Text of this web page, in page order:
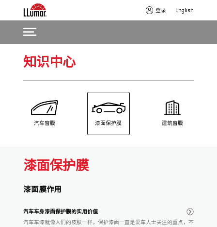
Main
navigation
登录 English
知识中心
汽车窗膜 漆面保护膜 建筑窗膜
漆面保护膜
漆面膜作用
汽车车身漆面保护膜的实用价值
汽车车漆就像人们的皮肤一样，保护漆面一直是爱车人士关注的重点，不